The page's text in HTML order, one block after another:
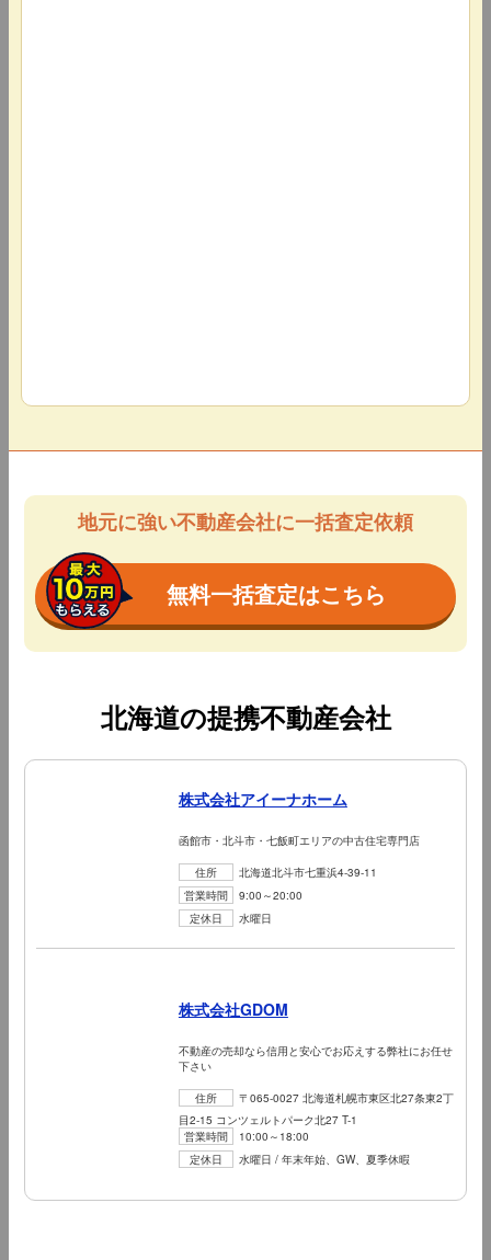
地元に強い不動産会社に一括査定依頼
無料一括査定はこちら
北海道の提携不動産会社
株式会社アイーナホーム
函館市・北斗市・七飯町エリアの中古住宅専門店
住所
北海道北斗市七重浜4-39-11
営業時間
9:00～20:00
定休日
水曜日
株式会社GDOM
不動産の売却なら信用と安心でお応えする弊社にお任せ
下さい
住所
〒065-0027 北海道札幌市東区北27条東2丁
目2-15 コンツェルトパーク北27 T-1
営業時間
10:00～18:00
定休日
水曜日 / 年末年始、GW、夏季休暇